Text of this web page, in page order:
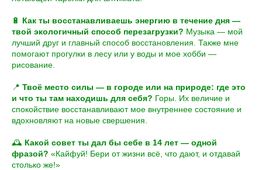
🔋 Как ты восстанавливаешь энергию в течение дня —
твой экологичный способ перезагрузки? Музыка — мой
лучший друг и главный способ восстановления. Также мне
помогают прогулки в лесу или у воды и мое хобби —
рисование.
📍 Твоё место силы — в городе или на природе: где это
и что ты там находишь для себя? Горы. Их величие и
спокойствие восстанавливают мое внутреннее состояние и
вдохновляют на новые свершения.
🕰 Какой совет ты дал бы себе в 14 лет — одной
фразой? «Кайфуй! Бери от жизни всё, что дают, и отдавай
столько же!»